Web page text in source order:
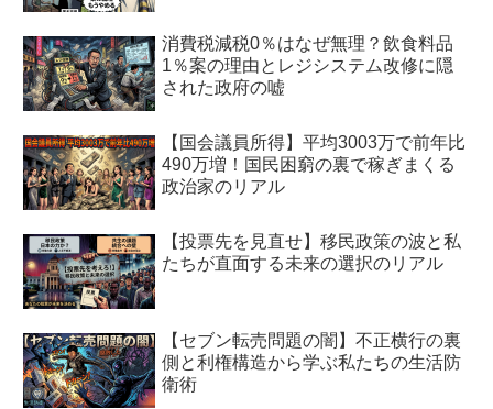
消費税減税0％はなぜ無理？飲食料品
1％案の理由とレジシステム改修に隠
された政府の嘘
【国会議員所得】平均3003万で前年比
490万増！国民困窮の裏で稼ぎまくる
政治家のリアル
【投票先を見直せ】移民政策の波と私
たちが直面する未来の選択のリアル
【セブン転売問題の闇】不正横行の裏
側と利権構造から学ぶ私たちの生活防
衛術